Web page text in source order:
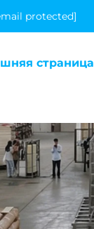
protected]
страница